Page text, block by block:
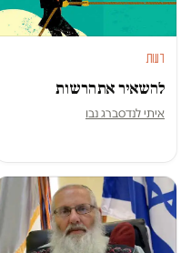
דעות
להשאיר את הרשות
איתי לנדסברג נבו